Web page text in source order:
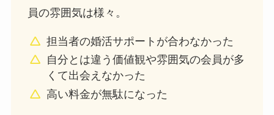
員の雰囲気は様々。
担当者の婚活サポートが合わなかった
自分とは違う価値観や雰囲気の会員が多
くて出会えなかった
高い料金が無駄になった